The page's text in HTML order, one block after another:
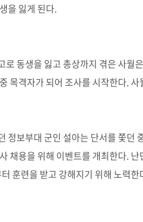
을 잃게 된다.
로 동생을 잃고 총상까지 겪은 사월
목격자가 되어 조사를 시작한다.
정보부대 군인 설아는 단서를 쫓던
채용을 위해 이벤트를 개최한다.
훈련을 받고 강해지기 위해 노력